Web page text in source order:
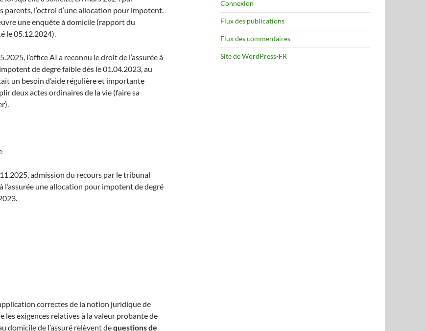
parents, l’octroi d’une allocation pour impotent.
une enquête à domicile (rapport du
le 05.12.2024).
l’office AI a reconnu le droit de l’assurée à
de degré faible dès le 01.04.2023, au
un besoin d’aide régulière et importante
deux actes ordinaires de la vie (faire sa
admission du recours par le tribunal
l’assurée une allocation pour impotent de degré
correctes de la notion juridique de
les exigences relatives à la valeur probante de
domicile de l’assuré relèvent dequestions de
Connexion
Flux des publications
Flux des commentaires
Site de WordPress-FR